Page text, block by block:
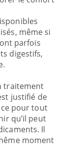
même si
parfois
digestifs,
traitement
justifié de
pour tout
qu’il peut
Il
moment